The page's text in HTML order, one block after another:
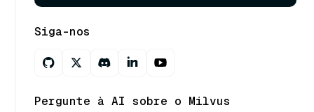
Siga-nos
Pergunte à AI sobre o Milvus